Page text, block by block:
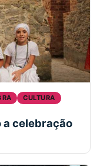
CULTURA
a celebração